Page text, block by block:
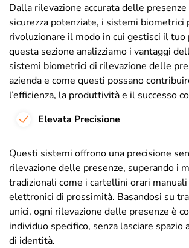
Dalla rilevazione accurata delle
sicurezza potenziate, i sistemi biometrici
rivoluzionare il modo in cui gestisci il tuo
questa sezione analizziamo i vantaggi
sistemi biometrici di rilevazione delle
azienda e come questi possano
l’efficienza, la produttività e il successo
Elevata Precisione
Questi sistemi offrono una precisione
rilevazione delle presenze, superando i
tradizionali come i cartellini orari manuali
elettronici di prossimità. Basandosi su
unici, ogni rilevazione delle presenze è
individuo specifico, senza lasciare spazio
di identità.